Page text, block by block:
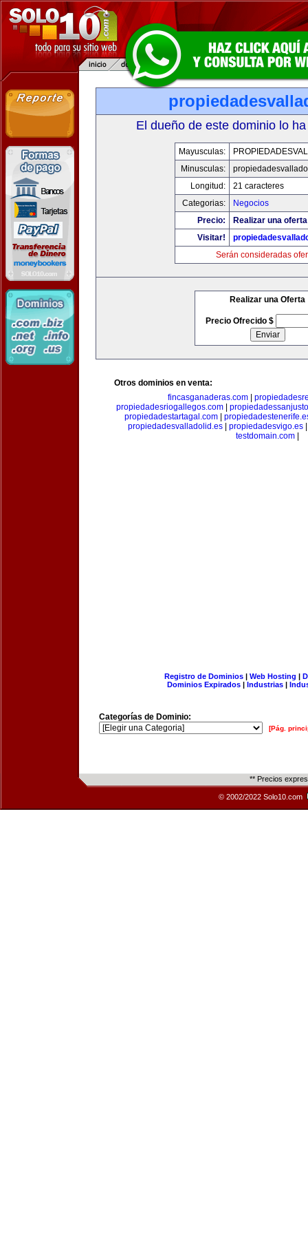
El dueño de este dominio lo
Mayusculas:
Minusculas:
Longitud:
21 caracteres
Categorias:
Negocios
Precio:
Realizar una
Visitar!
Serán consideradas
Realizar una Oferta
Precio Ofrecido $
Otros dominios en venta:
fincasganaderas.com|
propiedadesriogallegos.com|
propiedadestartagal.com|
propiedadesvalladolid.es
propiedadesvigo.es
testdomain.com
Registro de Dominios| Web Hosting |
Dominios Expirados | Industrias |
Categorías de Dominio:
[Pág.
** Precios
© 2002/2022 Solo10.com